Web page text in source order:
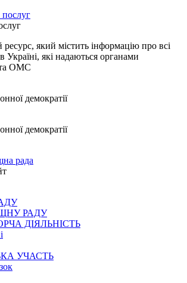
який містить інформацію про всі
Україні, які надаються органами
та ОМС
демократії
демократії
рада
РАДУ
ДІЯЛЬНІСТЬ
УЧАСТЬ